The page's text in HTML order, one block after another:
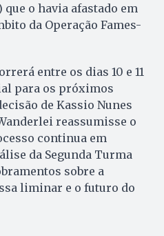
que o havia afastado em
da Operação Fames-
entre os dias 10 e 11
para os próximos
de Kassio Nunes
reassumisse o
continua em
da Segunda Turma
sobre a
liminar e o futuro do